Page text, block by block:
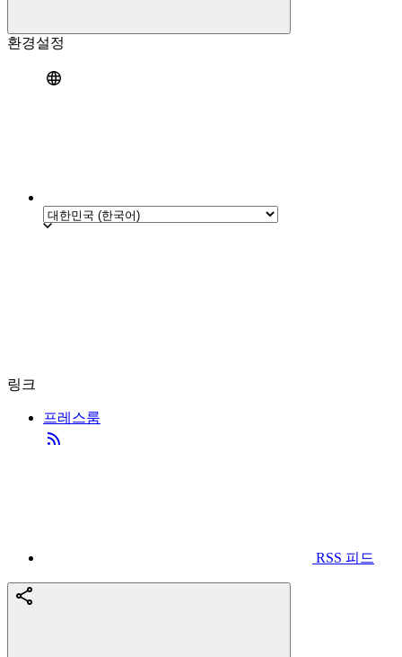
환경설정
링크
프레스룸
RSS 피드